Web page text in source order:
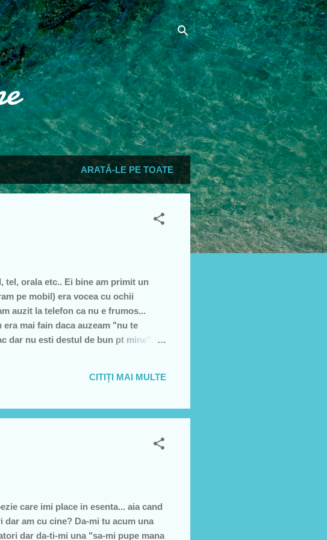
ARATĂ-LE PE TOATE
tel, orala etc.. Ei bine am primit un
pe mobil) era vocea cu ochii
auzit la telefon ca nu e frumos...
mai fain daca auzeam "nu te
dar nu esti destul de bun pt mine".
are alte pretentii ori ca nu-s destu...
CITIȚI MAI MULTE
care imi place in esenta... aia cand
dar am cu cine? Da-mi tu acum una
dar da-ti-mi una "sa-mi pupe mana